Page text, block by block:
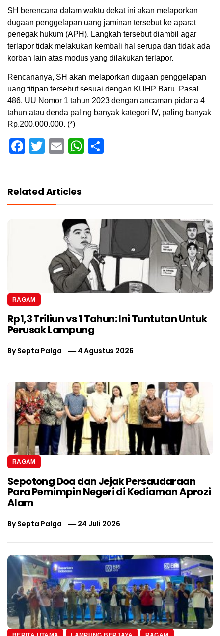
SH berencana dalam waktu dekat ini akan melaporkan
dugaan penggelapan uang jaminan tersebut ke aparat
penegak hukum (APH). Langkah tersebut diambil agar
terlapor tidak melakukan kembali hal serupa dan tidak ada
korban lain atas modus yang dilakukan terlapor.
Rencananya, SH akan melaporkan dugaan penggelapan
uang titipan tersebut sesuai dengan KUHP Baru, Pasal
486, UU Nomor 1 tahun 2023 dengan ancaman pidana 4
tahun atau denda paling banyak kategori IV, paling banyak
Rp.200.000.000. (*)
Facebook
Twitter
EmailWhatsApp
Related Articles
RAGAM
Rp1,3 Triliun vs 1 Tahun: Ini Tuntutan Untuk
Perusak Lampung
BySepta Palga 4 Agustus 2026
RAGAM
Sepotong Doa dan Jejak Persaudaraan
Para Pemimpin Negeri di Kediaman Aprozi
Alam
BySepta Palga 24 Juli 2026